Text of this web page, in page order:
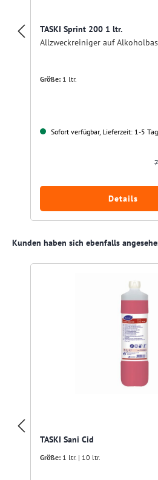
TASKI Sprint 200 1 ltr.
Allzweckreiniger auf
Größe: 1 ltr.
Sofort verfügbar, Lieferzeit: 1-5
Details
Produktgalerie überspringen
Kunden haben sich ebenfalls
TASKI Sani Cid
Größe: 1 ltr. | 10 ltr.